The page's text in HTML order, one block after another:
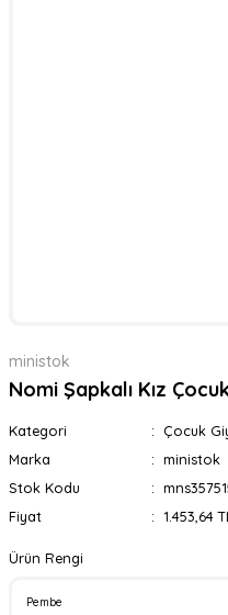
ministok
Nomi Şapkalı Kız
Kategori Çocuk
Marka
ministok
Stok Kodu
Fiyat
1.453,64
Ürün Rengi